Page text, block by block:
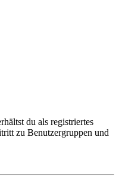
du als registriertes
zu Benutzergruppen und